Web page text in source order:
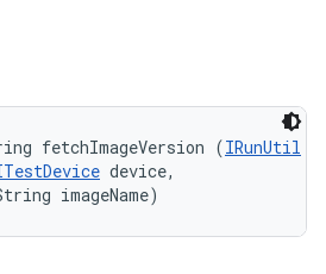
fetchImageVersion (IRunUtil
device,
imageName)